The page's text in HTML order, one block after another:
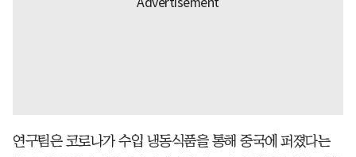
연구팀은 코로나가 수입 냉동식품을 통해 중국에 퍼졌다는